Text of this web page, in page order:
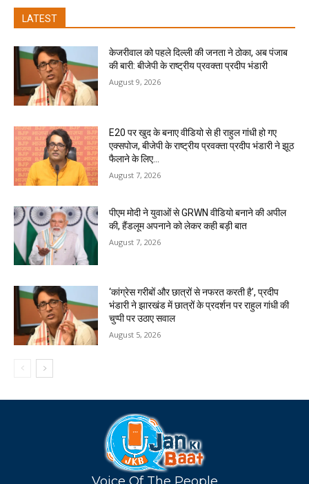
LATEST
केजरीवाल को पहले दिल्ली की जनता ने ठोका, अब पंजाब
की बारी: बीजेपी के राष्ट्रीय प्रवक्ता प्रदीप भंडारी
August 9, 2026
E20 पर खुद के बनाए वीडियो से ही राहुल गांधी हो गए
एक्सपोज, बीजेपी के राष्ट्रीय प्रवक्ता प्रदीप भंडारी ने झूठ
फैलाने के लिए...
August 7, 2026
पीएम मोदी ने युवाओं से GRWN वीडियो बनाने की अपील
की, हैंडलूम अपनाने को लेकर कही बड़ी बात
August 7, 2026
‘कांग्रेस गरीबों और छात्रों से नफरत करती है’, प्रदीप
भंडारी ने झारखंड में छात्रों के प्रदर्शन पर राहुल गांधी की
चुप्पी पर उठाए सवाल
August 5, 2026